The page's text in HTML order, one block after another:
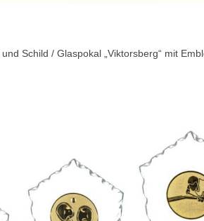
Schild / Glaspokal „Viktorsberg“ mit